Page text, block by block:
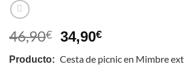
46,90€
El
precio
original
34,90€El
actual
Producto: Cesta de picnic en Mimbre